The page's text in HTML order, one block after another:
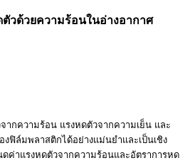
วด้วยความร้อนในอ่างอากาศ
ากความร้อน แรงหดตัวจากความเย็น และ
ฟิล์มพลาสติกได้อย่างแม่นยำและเป็นเชิง
ค่าแรงหดตัวจากความร้อนและอัตราการหด